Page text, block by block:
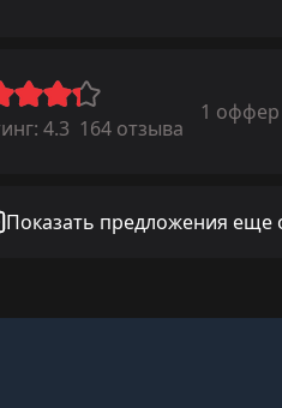
4.3 164 отзыва
1 оффер
Показать предложения еще